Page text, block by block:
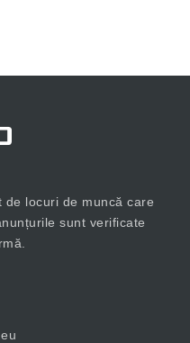
locuri de muncă care
sunt verificate